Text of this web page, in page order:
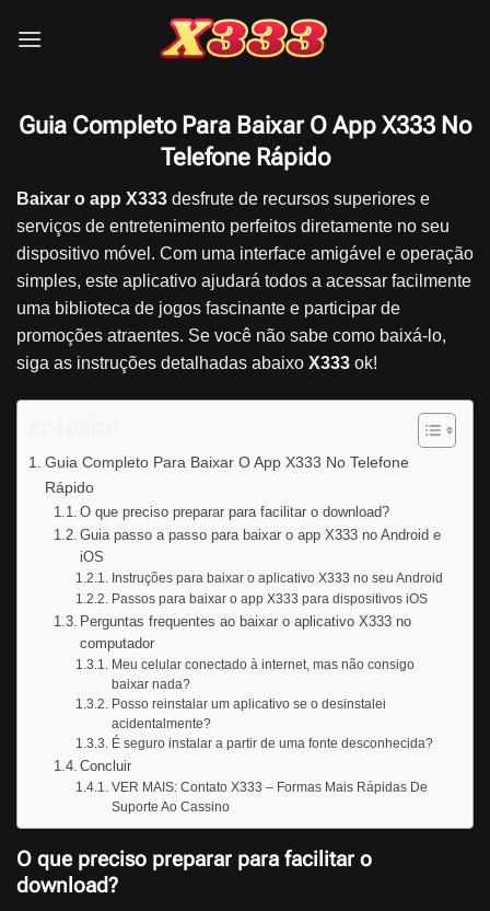
Guia Completo Para Baixar O App X333 No
Telefone Rápido
Baixar o app X333 desfrute de recursos superiores e
serviços de entretenimento perfeitos diretamente no seu
dispositivo móvel. Com uma interface amigável e operação
simples, este aplicativo ajudará todos a acessar facilmente
uma biblioteca de jogos fascinante e participar de
promoções atraentes. Se você não sabe como baixá-lo,
siga as instruções detalhadas abaixo X333 ok!
Guia Completo Para Baixar O App X333 No Telefone
Rápido
O que preciso preparar para facilitar o download?
Guia passo a passo para baixar o app X333 no Android e
iOS
Instruções para baixar o aplicativo X333 no seu Android
Passos para baixar o app X333 para dispositivos iOS
Perguntas frequentes ao baixar o aplicativo X333 no
computador
Meu celular conectado à internet, mas não consigo
baixar nada?
Posso reinstalar um aplicativo se o desinstalei
acidentalmente?
É seguro instalar a partir de uma fonte desconhecida?
Concluir
VER MAIS: Contato X333 – Formas Mais Rápidas De
Suporte Ao Cassino
O que preciso preparar para facilitar o
download?